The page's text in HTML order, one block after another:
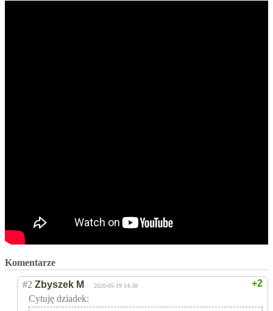
Komentarze
+2
#2 Zbyszek M 2020-05-19 14:38
Cytuję dziadek: